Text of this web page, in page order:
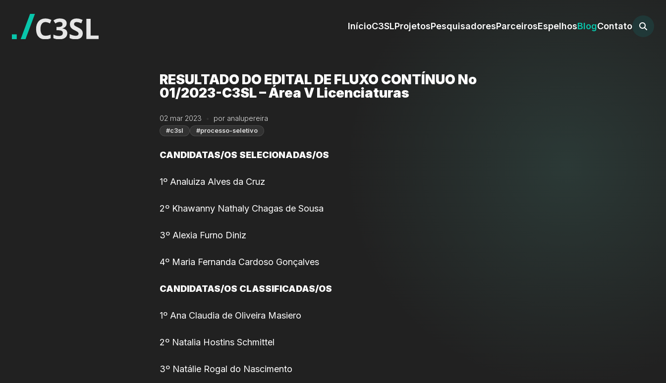
InícioC3SLProjetosPesquisadoresParceirosEspelhosBlogContato
RESULTADO DO EDITAL DE FLUXO CONTÍNUO No
01/2023-C3SL – Área V Licenciaturas
02 mar 2023 por analupereira
#c3sl #processo-seletivo
CANDIDATAS/OS SELECIONADAS/OS
1º Analuiza Alves da Cruz
2º Khawanny Nathaly Chagas de Sousa
3º Alexia Furno Diniz
4º Maria Fernanda Cardoso Gonçalves
CANDIDATAS/OS CLASSIFICADAS/OS
1º Ana Claudia de Oliveira Masiero
2º Natalia Hostins Schmittel
3º Natálie Rogal do Nascimento